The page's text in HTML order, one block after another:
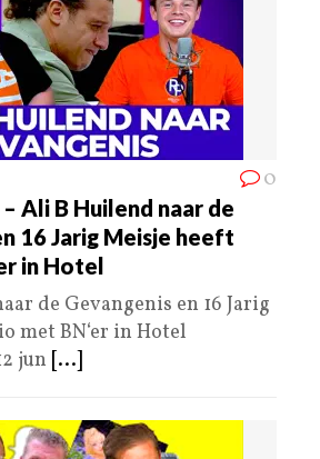
0
Ali B Huilend naar de
16 Jarig Meisje heeft
in Hotel
de Gevangenis en 16 Jarig
met BN‘er in Hotel
jun [...]